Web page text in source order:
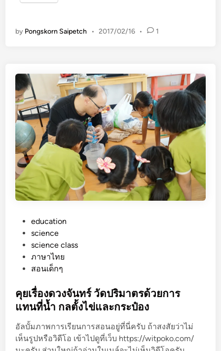
ว
น้ำ
แ
ข็
ง
ต้
ม
น้ำ
เ
พื่
อ
ดู
า
ม
อ
น
by Pongskorn Saipetch • 2017/02/16 • 1
i
n
education
science
science class
ภาษาไทย
สอนเด็กๆ
คุยเรื่องดวงจันทร์ วัดปริมาตรด้วยการ
แทนที่น้ำ กลตั้งไข่และกระป๋อง
อัลบั้มภาพการเรียนการสอนอยู่ที่นี่ครับ ถ้าสงสัยว่าไม่
เห็นรูปหรือวิดีโอ เข้าไปดูที่เว็บ https://witpoko.com/